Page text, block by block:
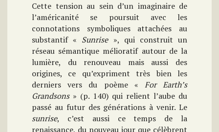
Cette tension au sein d’un imaginaire de
l’américanité se poursuit avec les
connotations symboliques attachées au
substantif « Sunrise», qui construit un
réseau sémantique mélioratif autour de la
lumière, du renouveau mais aussi des
origines, ce qu’expriment très bien les
derniers vers du poème « For Earth’s
Grandsons» (p. 140) qui relient l’aube du
passé au futur des générations à venir. Le
sunrise, c’est aussi ce temps de la
renaissance, du nouveau jour que célèbrent